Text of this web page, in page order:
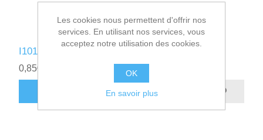
I101510 - ANNEAU BRISE INOX Ø18
0,85€ HT
AJOUTER AU PANIER
Les cookies nous permettent d'offrir nos
services. En utilisant nos services, vous
acceptez notre utilisation des cookies.
OK
En savoir plus